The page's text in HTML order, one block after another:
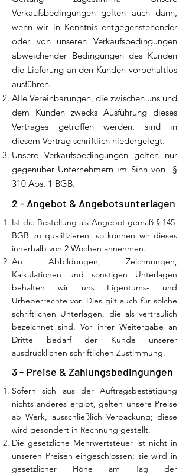
Verkaufsbedingungen gelten auch dann,
wenn wir in Kenntnis entgegenstehender
oder von unseren Verkaufsbedingungen
abweichender Bedingungen des Kunden
die Lieferung an den Kunden vorbehaltlos
ausführen.
Alle Vereinbarungen, die zwischen uns und
dem Kunden zwecks Ausführung dieses
Vertrages getroffen werden, sind in
diesem Vertrag schriftlich niedergelegt.
Unsere Verkaufsbedingungen gelten nur
gegenüber Unternehmern im Sinn von §
310 Abs. 1 BGB.
2 - Angebot & Angebotsunterlagen
Ist die Bestellung als Angebot gemaß § 145
BGB zu qualifizieren, so können wir dieses
innerhalb von 2 Wochen annehmen.
An Abbildungen, Zeichnungen,
Kalkulationen und sonstigen Unterlagen
behalten wir uns Eigentums- und
Urheberrechte vor. Dies gilt auch für solche
schriftlichen Unterlagen, die als vertraulich
bezeichnet sind. Vor ihrer Weitergabe an
Dritte bedarf der Kunde unserer
ausdrücklichen schriftlichen Zustimmung.
3 - Preise & Zahlungsbedingungen
Sofern sich aus der Auftragsbestätigung
nichts anderes ergibt, gelten unsere Preise
ab Werk, ausschließlich Verpackung; diese
wird gesondert in Rechnung gestellt.
Die gesetzliche Mehrwertsteuer ist nicht in
unseren Preisen eingeschlossen; sie wird in
gesetzlicher Höhe am Tag der